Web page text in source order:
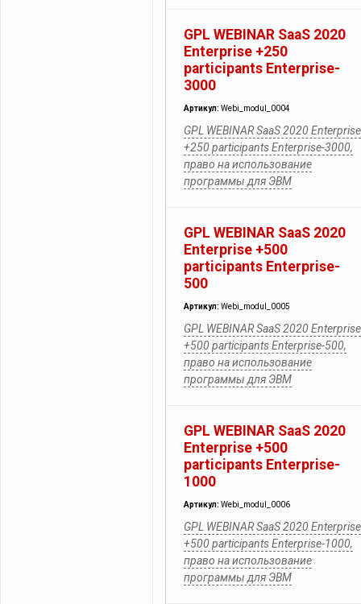
GPL WEBINAR SaaS 2020
Enterprise +250
participants Enterprise-
3000
Артикул: Webi_modul_0004
GPL WEBINAR SaaS 2020 Enterprise
+250 participants Enterprise-3000,
право на использование
программы для ЭВМ
GPL WEBINAR SaaS 2020
Enterprise +500
participants Enterprise-
500
Артикул: Webi_modul_0005
GPL WEBINAR SaaS 2020 Enterprise
+500 participants Enterprise-500,
право на использование
программы для ЭВМ
GPL WEBINAR SaaS 2020
Enterprise +500
participants Enterprise-
1000
Артикул: Webi_modul_0006
GPL WEBINAR SaaS 2020 Enterprise
+500 participants Enterprise-1000,
право на использование
программы для ЭВМ